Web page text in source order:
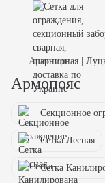
Армопояс
Армопояс
Секционное
Сетка Лесная
Сетка